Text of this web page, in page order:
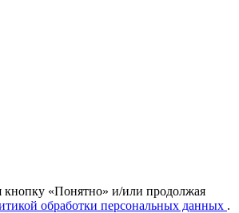
кнопку «Понятно» и/или продолжая
обработки персональных данных .